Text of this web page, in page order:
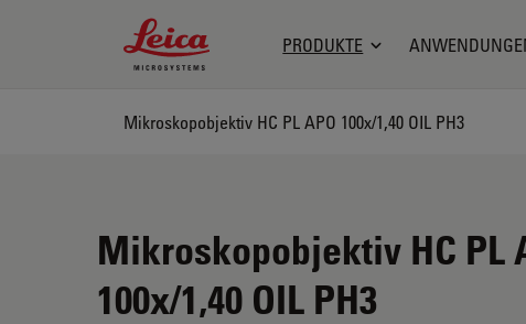
Leica Microsystems Logo
PRODUKTE
Mikroskopobjektiv HC PL APO 100x/1,40 OIL PH3
Mikroskopobjektiv HC PL
100x/1,40 OIL PH3